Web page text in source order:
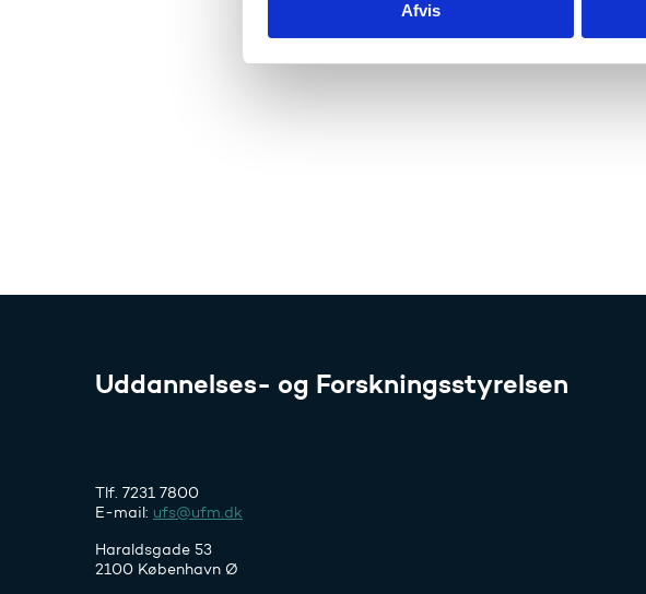
v
Afvis
Om Uddannelses-
Uddannelses- og Forskningsstyrelsen
Tlf. 7231 7800
E-mail: ufs@ufm.dk
Haraldsgade 53
2100 København Ø